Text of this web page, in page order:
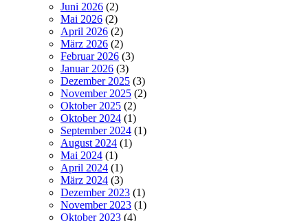
Juni 2026 (2)
Mai 2026 (2)
April 2026 (2)
März 2026 (2)
Februar 2026 (3)
Januar 2026 (3)
Dezember 2025 (3)
November 2025 (2)
Oktober 2025 (2)
Oktober 2024 (1)
September 2024 (1)
August 2024 (1)
Mai 2024 (1)
April 2024 (1)
März 2024 (3)
Dezember 2023 (1)
November 2023 (1)
Oktober 2023 (4)